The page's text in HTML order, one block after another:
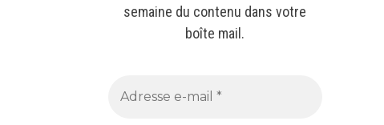
semaine du contenu dans votre
boîte mail.